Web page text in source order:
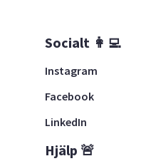
Socialt 👩‍💻
Instagram
Facebook
LinkedIn
Hjälp 🚨